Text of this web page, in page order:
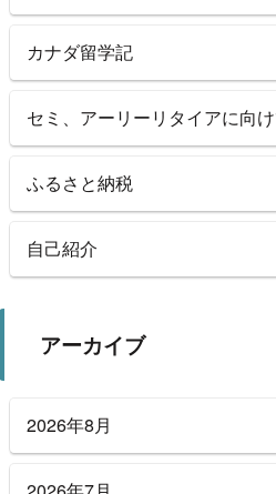
カナダ留学記
セミ、アーリーリタイアに向
ふるさと納税
自己紹介
アーカイブ
2026年8月